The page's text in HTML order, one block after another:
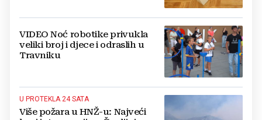
VIDEO Noć robotike privukla
veliki broj i djece i odraslih u
Travniku
U PROTEKLA 24 SATA
Više požara u HNŽ-u: Najveći